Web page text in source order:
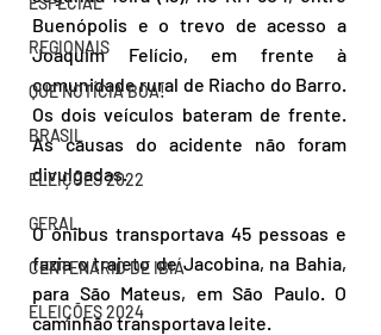
REGIONAIS
QUE NOTÍCIA BOA!
BRASIL
ELEIÇÕES 2022
GERAL
CENTENÁRIO DE IBIÁ
ELEIÇÕES 2024
Buenópolis e o trevo de acesso a
Joaquim Felício, em frente à
comunidade rural de Riacho do Barro.
Os dois veículos bateram de frente.
As causas do acidente não foram
divulgadas.
O ônibus transportava 45 pessoas e
fazia o trajeto de Jacobina, na Bahia,
para São Mateus, em São Paulo. O
caminhão transportava leite.